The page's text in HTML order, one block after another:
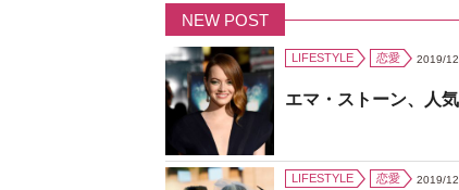
NEW POST
LIFESTYLE 恋愛 2019/
エマ・ストーン、人
LIFESTYLE 恋愛 2019/